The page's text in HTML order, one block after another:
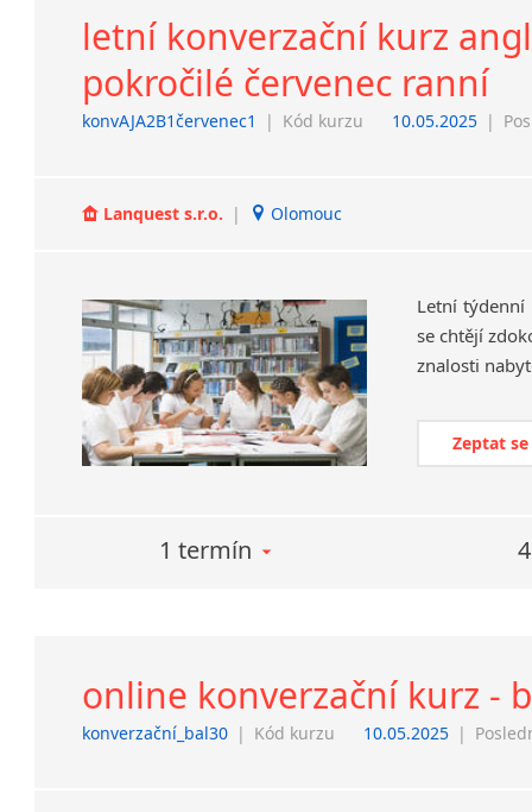
letní konverzační kurz
pokročilé červenec ranní
konvAJA2B1červenec1 | Kód kurzu 10.05.2025 |
Lanquest s.r.o. | Olomouc
Letní
se chtějí
znalosti
Zeptat
1 termín
online konverzační kurz -
konverzační_bal30 | Kód kurzu 10.05.2025 |